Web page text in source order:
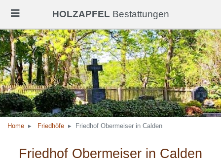
Home Friedhöfe Friedhof Obermeiser in Calden
Friedhof Obermeiser in Calden
HOLZAPFEL Bestattungen